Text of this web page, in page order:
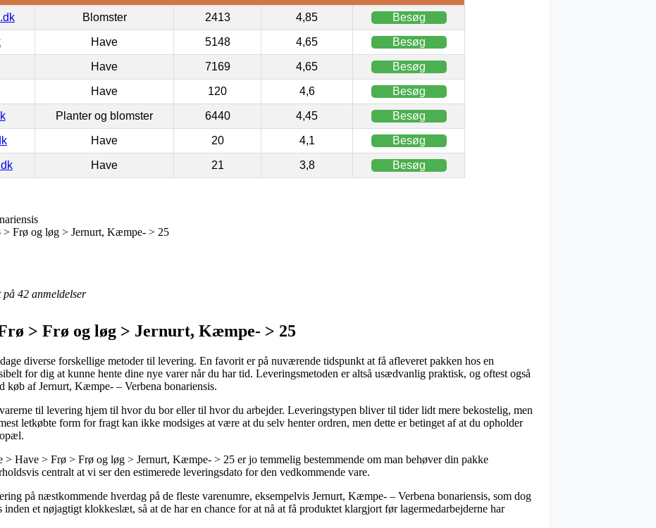
Blomster 2413 4,85 Besøg
Have 5148 4,65 Besøg
Have 7169 4,65 Besøg
Have 120 4,6 Besøg
Planter og blomster 6440 4,45 Besøg
Have 20 4,1 Besøg
Have 21 3,8 Besøg
Frø og løg > Jernurt, Kæmpe- > 25
på 42 anmeldelser
> Frø og løg > Jernurt, Kæmpe- > 25
diverse forskellige metoder til levering. En favorit er på nuværende tidspunkt at få afleveret pakken hos en
for dig at kunne hente dine nye varer når du har tid. Leveringsmetoden er altså usædvanlig praktisk, og oftest også
køb af Jernurt, Kæmpe- – Verbena bonariensis.
til levering hjem til hvor du bor eller til hvor du arbejder. Leveringstypen bliver til tider lidt mere bekostelig, men
letkøbte form for fragt kan ikke modsiges at være at du selv henter ordren, men dette er betinget af at du opholder
> Have > Frø > Frø og løg > Jernurt, Kæmpe- > 25 er jo temmelig bestemmende om man behøver din pakke
centralt at vi ser den estimerede leveringsdato for den vedkommende vare.
på næstkommende hverdag på de fleste varenumre, eksempelvis Jernurt, Kæmpe- – Verbena bonariensis, som dog
et nøjagtigt klokkeslæt, så at de har en chance for at nå at få produktet klargjort før lagermedarbejderne har